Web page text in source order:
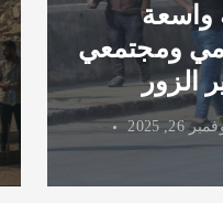
واسعة
ومجتمعي
الزور
26, 2025